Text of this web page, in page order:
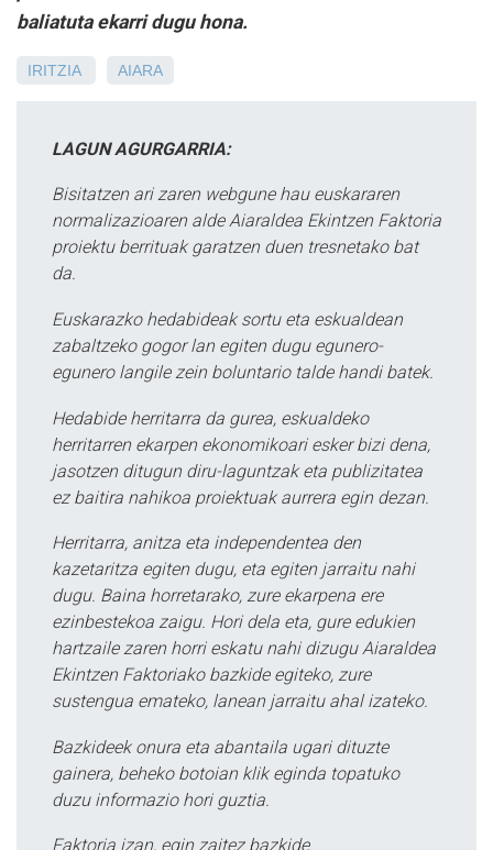
baliatuta ekarri dugu hona.
IRITZIA AIARA
LAGUN AGURGARRIA:
Bisitatzen ari zaren webgune hau euskararen
normalizazioaren alde Aiaraldea Ekintzen Faktoria
proiektu berrituak garatzen duen tresnetako bat
da.
Euskarazko hedabideak sortu eta eskualdean
zabaltzeko gogor lan egiten dugu egunero-
egunero langile zein boluntario talde handi batek.
Hedabide herritarra da gurea, eskualdeko
herritarren ekarpen ekonomikoari esker bizi dena,
jasotzen ditugun diru-laguntzak eta publizitatea
ez baitira nahikoa proiektuak aurrera egin dezan.
Herritarra, anitza eta independentea den
kazetaritza egiten dugu, eta egiten jarraitu nahi
dugu. Baina horretarako, zure ekarpena ere
ezinbestekoa zaigu. Hori dela eta, gure edukien
hartzaile zaren horri eskatu nahi dizugu Aiaraldea
Ekintzen Faktoriako bazkide egiteko, zure
sustengua emateko, lanean jarraitu ahal izateko.
Bazkideek onura eta abantaila ugari dituzte
gainera, beheko botoian klik eginda topatuko
duzu informazio hori guztia.
Faktoria izan, egin zaitez bazkide.